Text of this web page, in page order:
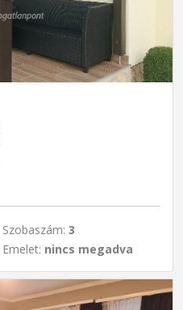
Szobaszám: 3
Emelet: nincs megadva